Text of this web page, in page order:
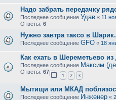
Надо забрать передачку
Последнее сообщение Удав « 11
Ответы: 6
Нужно завтра таксо в
Последнее сообщение GFO « 18
Как ехать в Шереметьево
Последнее сообщение Максим
Ответы: 67
1 2 3
Мытищи или МКАД
Последнее сообщение Инженер «